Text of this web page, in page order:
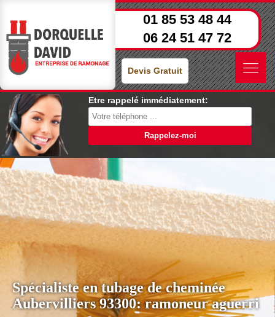
01 85 53 48 44
06 24 51 47 72
Devis Gratuit
Etre rappelé immédiatement:
Spécialiste en tubage de cheminée
Aubervilliers 93300: ramoneur aguerri